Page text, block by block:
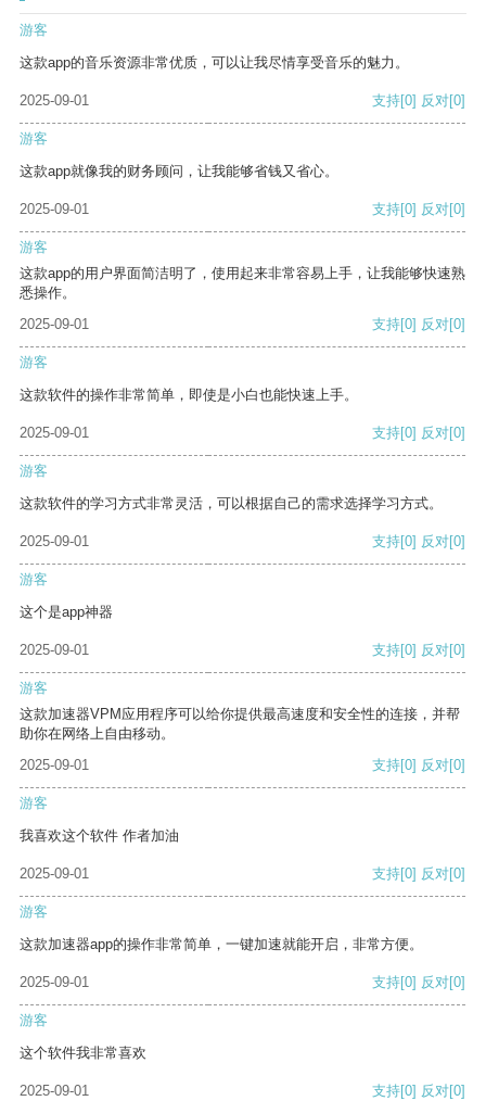
游客
这款app的音乐资源非常优质，可以让我尽情享受音乐的魅力。
2025-09-01 支持[0] 反对[0]
游客
这款app就像我的财务顾问，让我能够省钱又省心。
2025-09-01 支持[0] 反对[0]
游客
这款app的用户界面简洁明了，使用起来非常容易上手，让我能够快速熟
悉操作。
2025-09-01
支持[0] 反对[0]
游客
这款软件的操作非常简单，即使是小白也能快速上手。
2025-09-01 支持[0] 反对[0]
游客
这款软件的学习方式非常灵活，可以根据自己的需求选择学习方式。
2025-09-01 支持[0] 反对[0]
游客
这个是app神器
2025-09-01 支持[0] 反对[0]
游客
这款加速器VPM应用程序可以给你提供最高速度和安全性的连接，并帮
助你在网络上自由移动。
2025-09-01
支持[0] 反对[0]
游客
我喜欢这个软件 作者加油
2025-09-01 支持[0] 反对[0]
游客
这款加速器app的操作非常简单，一键加速就能开启，非常方便。
2025-09-01 支持[0] 反对[0]
游客
这个软件我非常喜欢
2025-09-01 支持[0] 反对[0]